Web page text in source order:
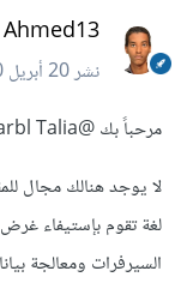
نشر20 أبريل 2020
مرحباً بك@Sharbl Talia